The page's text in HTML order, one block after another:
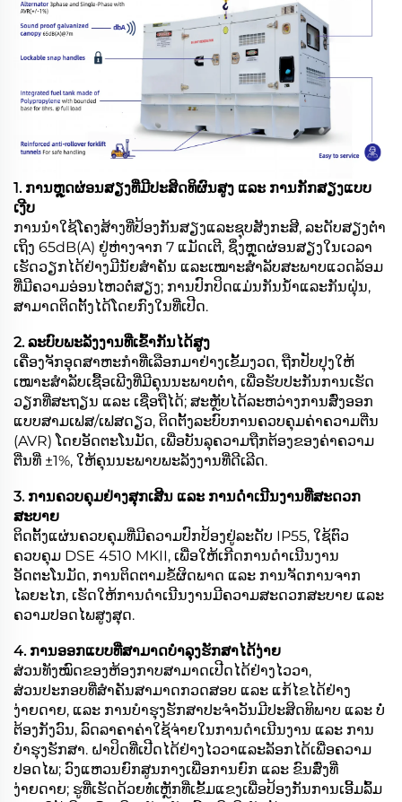
1. ການຫຼຸດຜ່ອນສຽງທີ່ມີປະສິດທິຜົນສູງ ແລະ ການກັກສຽງແບບ
ເງີບ
ການນຳໃຊ້ໂຄງສ້າງທີ່ປ້ອງກັນສຽງແລະຊຸບສັງກະສີ, ລະດັບສຽງຕ່ຳ
ເຖິງ 65dB(A) ຢູ່ຫ່າງຈາກ 7 ແມັດເຕີ, ຊຶ່ງຫຼຸດຜ່ອນສຽງໃນເວລາ
ເຮັດວຽກໄດ້ຢ່າງມີນັຍສຳຄັນ ແລະເໝາະສຳລັບສະພາບແວດລ້ອມ
ທີ່ມີຄວາມອ່ອນໄຫວຕໍ່ສຽງ; ການປົກປິດແມ່ນກັນນ້ຳແລະກັນຝຸ່ນ,
ສາມາດຕິດຕັ້ງໄດ້ໂດຍກົງໃນທີ່ເປີດ.
2. ລະບົບພະລັງງານທີ່ເຂົ້າກັນໄດ້ສູງ
ເຄື່ອງຈັກອຸດສາຫະກຳທີ່ເລືອກມາຢ່າງເຂັ້ມງວດ, ຖືກປັບປຸງໃຫ້
ເໝາະສຳລັບເຊື້ອເພີງທີ່ມີຄຸນນະພາບຕ່ຳ, ເພື່ອຮັບປະກັນການເຮັດ
ວຽກທີ່ສະຖຽນ ແລະ ເຊື່ອຖືໄດ້; ສະຫຼັບໄດ້ລະຫວ່າງການສົ່ງອອກ
ແບບສາມເຟສ/ເຟສດຽວ, ຕິດຕັ້ງລະບົບການຄວບຄຸມຄ່າຄວາມຕີ່ນ
(AVR) ໂດຍອັດຕະໂນມັດ, ເພື່ອບັນລຸຄວາມຖືກຕ້ອງຂອງຄ່າຄວາມ
ຕີ່ນທີ່ ±1%, ໃຫ້ຄຸນນະພາບພະລັງງານທີ່ດີເລີດ.
3. ການຄວບຄຸມຢ່າງສຸກເສີນ ແລະ ການດຳເນີນງານທີ່ສະດວກ
ສະບາຍ
ຕິດຕັ້ງແຜ່ນຄວບຄຸມທີ່ມີຄວາມປົກປ້ອງຢູ່ລະດັບ IP55, ໃຊ້ຕົວ
ຄວບຄຸມ DSE 4510 MKII, ເພື່ອໃຫ້ເກີດການດຳເນີນງານ
ອັດຕະໂນມັດ, ການຕິດຕາມຂໍ້ຜິດພາດ ແລະ ການຈັດການຈາກ
ໄລຍະໄກ, ເຮັດໃຫ້ການດຳເນີນງານມີຄວາມສະດວກສະບາຍ ແລະ
ຄວາມປອດໄພສູງສຸດ.
4. ການອອກແບບທີ່ສາມາດບຳລຸງຮັກສາໄດ້ງ່າຍ
ສ່ວນທັງໝົດຂອງຫ້ອງກາບສາມາດເປີດໄດ້ຢ່າງໄວວາ,
ສ່ວນປະກອບທີ່ສຳຄັນສາມາດກວດສອບ ແລະ ແກ້ໄຂໄດ້ຢ່າງ
ງ່າຍດາຍ, ແລະ ການບໍາຮຸງຮັກສາປະຈຳວັນມີປະສິດທິພາບ ແລະ ບໍ່
ຕ້ອງກັງວົນ, ລົດລາຄາຄ່າໃຊ້ຈ່າຍໃນການດຳເນີນງານ ແລະ ການ
ບໍາຮຸງຮັກສາ. ຝາປິດທີ່ເປີດໄດ້ຢ່າງໄວວາແລະລັອກໄດ້ເພື່ອຄວາມ
ປອດໄພ; ວົງແຫວນຍົກສູນກາງເພື່ອການຍົກ ແລະ ຂົນສົ່ງທີ່
ງ່າຍດາຍ; ຮູທີ່ເຮັດດ້ວຍທໍ່ເຫຼັກທີ່ເຂັ້ມແຂງເພື່ອປ້ອງກັນການເອີ້ມລົ້ມ